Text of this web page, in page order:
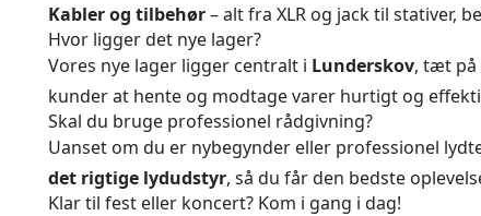
Kabler og tilbehør– alt fra XLR og jack til stativer,
Hvor ligger det nye lager?
Vores nye lager ligger centralt i Lunderskov, tæt på
kunder at hente og modtage varer hurtigt og
Skal du bruge professionel rådgivning?
Uanset om du er nybegynder eller professionel
det rigtige lydudstyr, så du får den bedste
Klar til fest eller koncert? Kom i gang i dag!